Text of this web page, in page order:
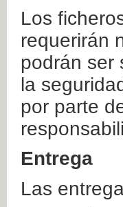
Los
requerirán
podrán ser
la
por parte
Entrega
Las